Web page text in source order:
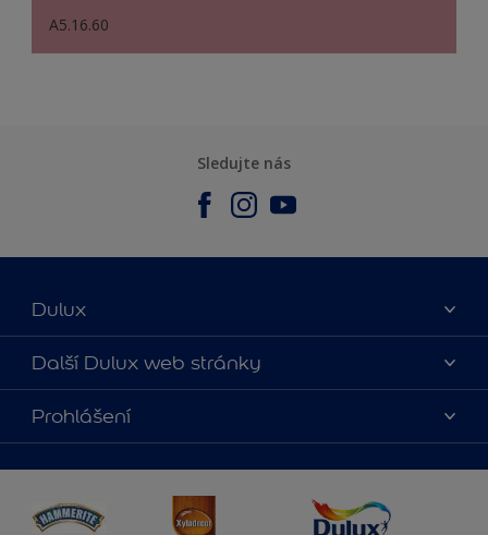
A5.16.60
Sledujte nás
Dulux
O nás
Kontaktujte nás
Najít obchod
Další Dulux web stránky
duluxmalir.cz
duluxmaliar.sk
duluxprodejnabarev.cz
duluxpredajnafarieb.sk
Prohlášení